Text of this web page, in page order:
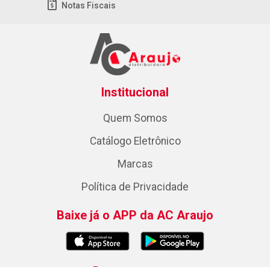
Notas Fiscais
Institucional
Quem Somos
Catálogo Eletrônico
Marcas
Política de Privacidade
Baixe já o APP da AC Araujo